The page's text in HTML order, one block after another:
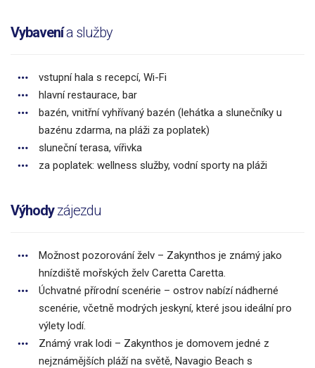
Vybavenía služby
vstupní hala s recepcí, Wi-Fi
hlavní restaurace, bar
bazén, vnitřní vyhřívaný bazén (lehátka a slunečníky u
bazénu zdarma, na pláži za poplatek)
sluneční terasa, vířivka
za poplatek: wellness služby, vodní sporty na pláži
Výhodyzájezdu
Možnost pozorování želv – Zakynthos je známý jako
hnízdiště mořských želv Caretta Caretta.
Úchvatné přírodní scenérie – ostrov nabízí nádherné
scenérie, včetně modrých jeskyní, které jsou ideální pro
výlety lodí.
Známý vrak lodi – Zakynthos je domovem jedné z
nejznámějších pláží na světě, Navagio Beach s